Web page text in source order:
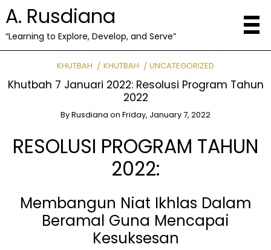
A. Rusdiana
“Learning to Explore, Develop, and Serve”
KHUTBAH KHUTBAH UNCATEGORIZED
Khutbah 7 Januari 2022: Resolusi Program Tahun
2022
ByRusdiana on Friday, January 7, 2022
RESOLUSI PROGRAM TAHUN
2022:
Membangun Niat Ikhlas Dalam
Beramal Guna Mencapai
Kesuksesan